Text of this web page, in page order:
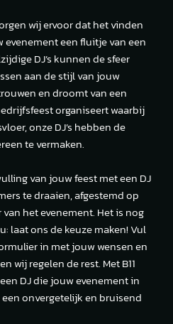
wij ervoor dat het vinden
evenement een fluitje van een
DJ’s kunnen de sfeer
aan de stijl van jouw
en droomt van een
organiseert waarbij
onze DJ’s hebben de
te vermaken.
van jouw feest met een DJ
te draaien, afgestemd op
het evenement. Het is nog
laat ons de keuze maken! Vul
in met jouw wensen en
wij regelen de rest. Met B11
DJ die jouw evenement in
onvergetelijk en bruisend